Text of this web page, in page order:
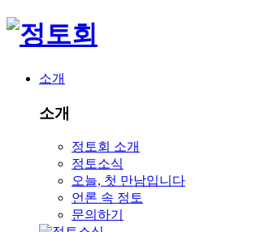
소개
소개
정토회 소개
정토소식
오늘, 첫 만남입니다
언론 속 정토
문의하기